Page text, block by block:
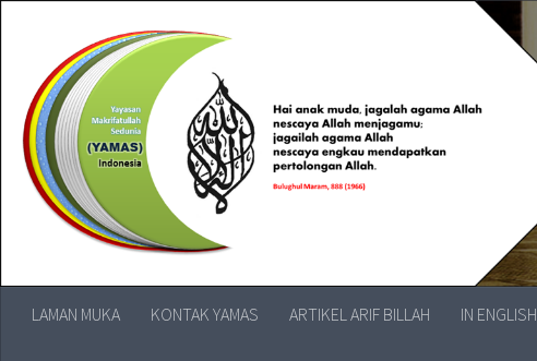
LAMAN MUKA KONTAK YAMAS ARTIKEL ARIF BILLAH IN ENGLISH